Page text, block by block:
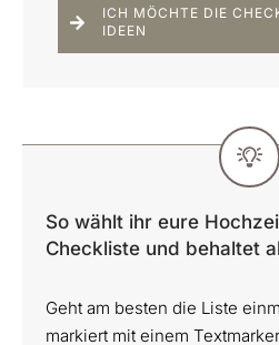
ICH MÖCHTE DIE
IDEEN
So wählt ihr eure
Checkliste und behaltet
Geht am besten die Liste
markiert mit einem